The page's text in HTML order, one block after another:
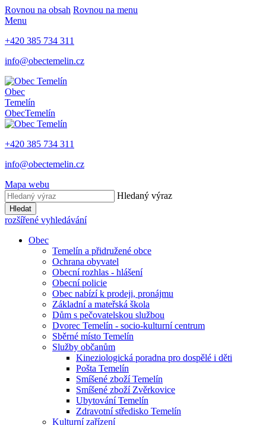
Rovnou na obsah Rovnou na menu
Menu
+420 385 734 311
info@obectemelin.cz
Obec
Temelín
ObecTemelín
+420 385 734 311
info@obectemelin.cz
Mapa webu
Hledaný výraz
Hledat
rozšířené vyhledávání
Obec
Temelín a přidružené obce
Ochrana obyvatel
Obecní rozhlas - hlášení
Obecní policie
Obec nabízí k prodeji, pronájmu
Základní a mateřská škola
Dům s pečovatelskou službou
Dvorec Temelín - socio-kulturní centrum
Sběrné místo Temelín
Služby občanům
Kineziologická poradna pro dospělé i děti
Pošta Temelín
Smíšené zboží Temelín
Smíšené zboží Zvěrkovice
Ubytování Temelín
Zdravotní středisko Temelín
Kulturní zařízení